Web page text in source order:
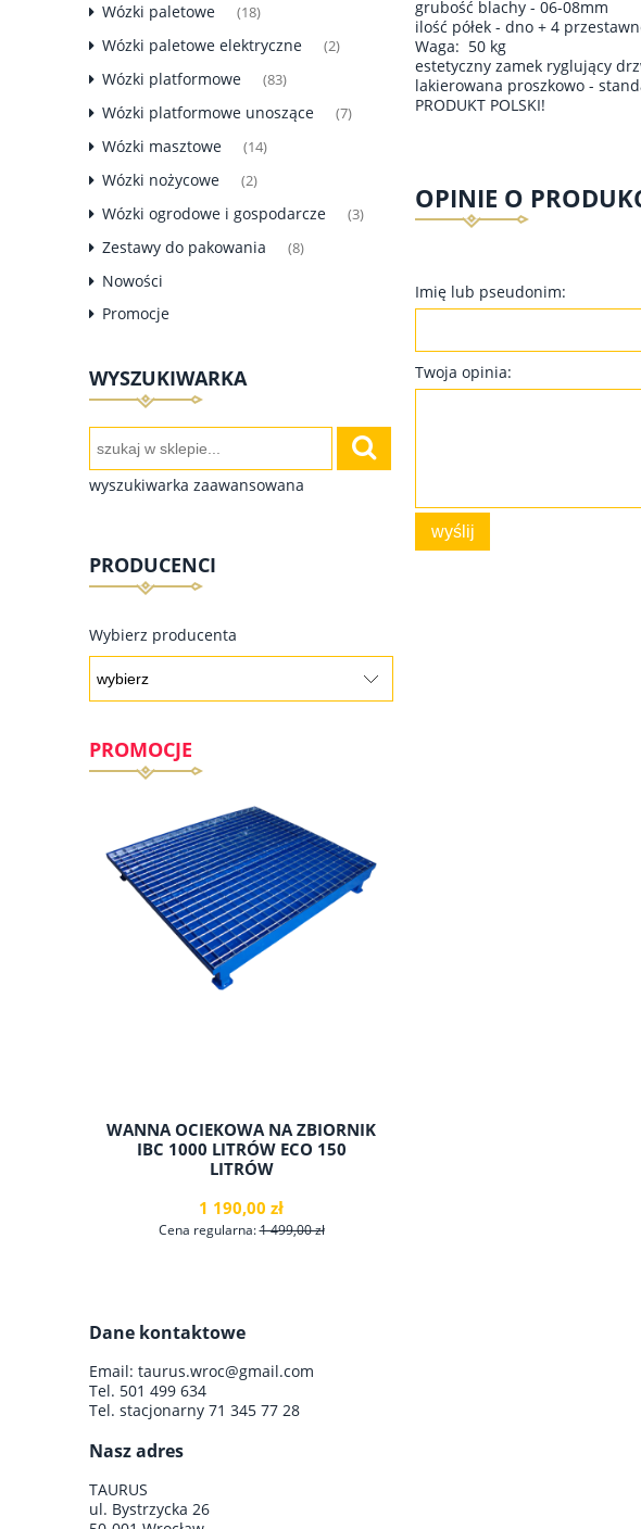
Wózki paletowe (18)
Wózki paletowe elektryczne (2)
Wózki platformowe (83)
Wózki platformowe unoszące (7)
Wózki masztowe (14)
Wózki nożycowe (2)
Wózki ogrodowe i gospodarcze (3)
Zestawy do pakowania (8)
Nowości
Promocje
WYSZUKIWARKA
wyszukiwarka zaawansowana
PRODUCENCI
Wybierz producenta
PROMOCJE
WANNA OCIEKOWA NA ZBIORNIK
IBC 1000 LITRÓW ECO 150
LITRÓW
1 190,00 zł
Cena regularna:1 499,00 zł
do koszyka
Dane kontaktowe
Email: taurus.wroc@gmail.com
Tel. 501 499 634
Tel. stacjonarny 71 345 77 28
Nasz adres
TAURUS
ul. Bystrzycka 26
grubość blachy - 06-08mm
ilość półek - dno + 4
Waga: 50 kg
estetyczny zamek ryglujący
lakierowana proszkowo -
PRODUKT POLSKI!
OPINIE O
Imię lub pseudonim:
Twoja opinia:
wyślij